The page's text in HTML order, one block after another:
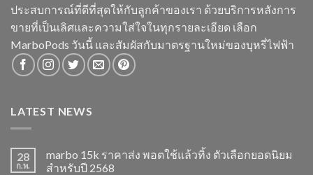
ประสบการณ์ที่ดีที่สุดให้กับลูกค้าของเรา ด้วยบริการหลังการ
ขายที่เป็นเลิศและความใส่ใจในทุกรายละเอียด เลือก
MarboPods วันนี้ และสัมผัสกับมาตรฐานใหม่ของบุหรี่ไฟฟ้า
LATEST NEWS
28
ก.พ.
marbo 15k ราคาส่ง พอตใช้แล้วทิ้ง ตัวเลือกยอดนิยม
สำหรับปี 2568